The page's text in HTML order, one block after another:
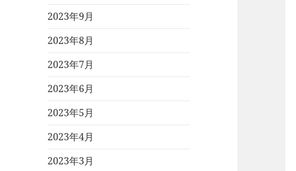
2023年9月
2023年8月
2023年7月
2023年6月
2023年5月
2023年4月
2023年3月